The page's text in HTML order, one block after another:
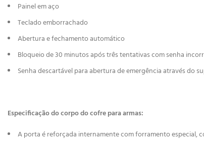
Painel em aço
Teclado emborrachado
Abertura e fechamento automático
Bloqueio de 30 minutos após três tentativas com senha
Senha descartável para abertura de emergência através do
Especificação do corpo do cofre para armas:
A porta é reforçada internamente com forramento especial,